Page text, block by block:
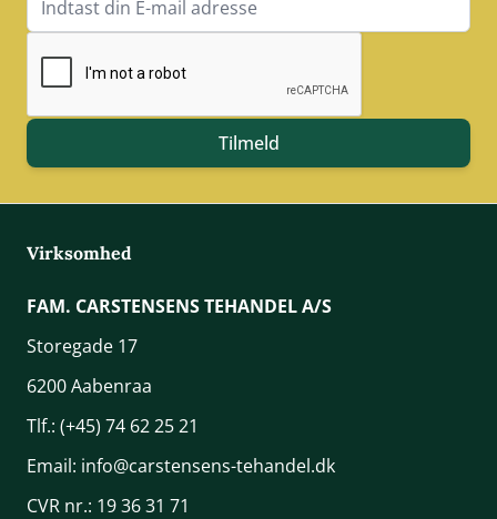
E-mail adresse
Tilmeld
Virksomhed
FAM. CARSTENSENS TEHANDEL A/S
Storegade 17
6200 Aabenraa
Tlf.: (+45) 74 62 25 21
Email: info@carstensens-tehandel.dk
CVR nr.: 19 36 31 71